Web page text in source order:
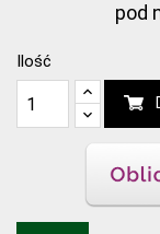
pod
Ilość